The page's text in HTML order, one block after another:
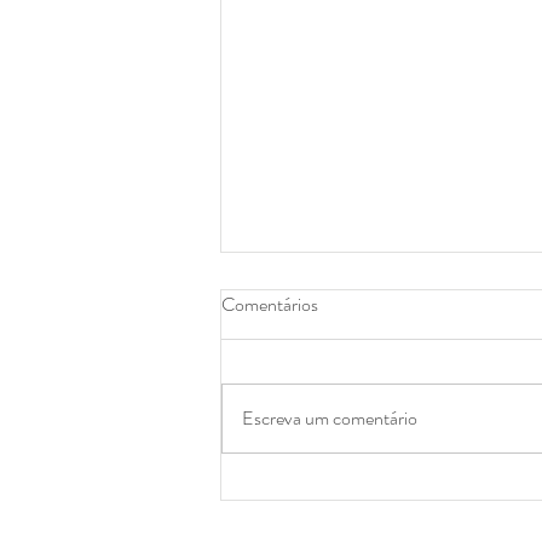
PSA de Conservação da Água na
Comentários
Escreva um comentário